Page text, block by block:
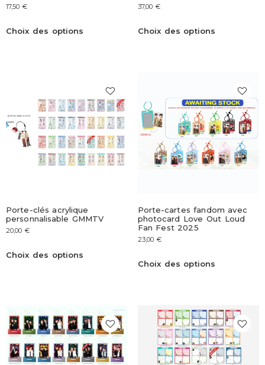
17,50 €
Choix des options
37,00 €
Choix des options
Porte-clés acrylique
personnalisable GMMTV
20,00 €
Choix des options
Porte-cartes fandom avec
photocard Love Out Loud
Fan Fest 2025
23,00 €
Choix des options